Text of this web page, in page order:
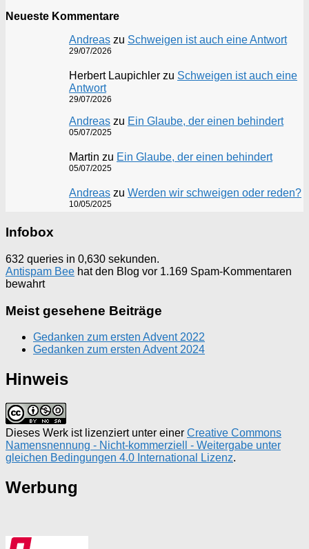
Neueste Kommentare
Andreas zu Schweigen ist auch eine Antwort
29/07/2026
Herbert Laupichler zu Schweigen ist auch eine
Antwort
29/07/2026
Andreas zu Ein Glaube, der einen behindert
05/07/2025
Martin zu Ein Glaube, der einen behindert
05/07/2025
Andreas zu Werden wir schweigen oder reden?
10/05/2025
Infobox
632 queries in 0,630 sekunden.
Antispam Bee hat den Blog vor 1.169 Spam-Kommentaren
bewahrt
Meist gesehene Beiträge
Gedanken zum ersten Advent 2022
Gedanken zum ersten Advent 2024
Hinweis
Dieses Werk ist lizenziert unter einer Creative Commons
Namensnennung - Nicht-kommerziell - Weitergabe unter
gleichen Bedingungen 4.0 International Lizenz.
Werbung